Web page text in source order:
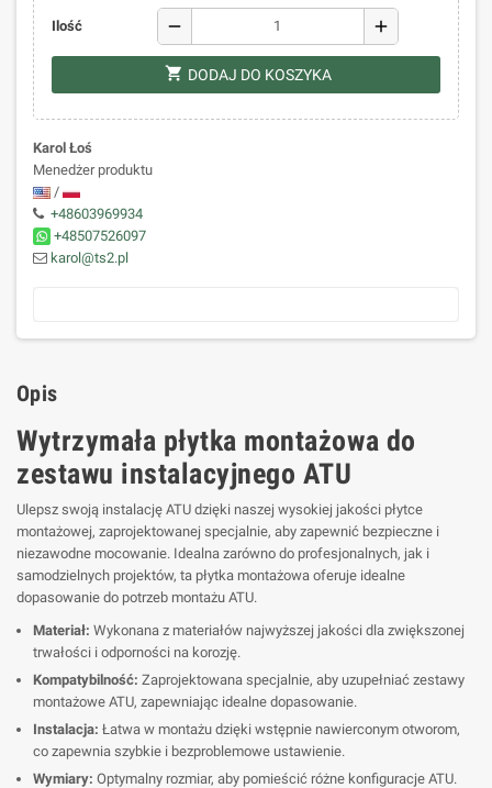
Ilość remove add
shopping_cart DODAJ DO KOSZYKA
Karol Łoś
Menedżer produktu
/
+48603969934
+48507526097
karol@ts2.pl
Opis
Wytrzymała płytka montażowa do
zestawu instalacyjnego ATU
Ulepsz swoją instalację ATU dzięki naszej wysokiej jakości płytce
montażowej, zaprojektowanej specjalnie, aby zapewnić bezpieczne i
niezawodne mocowanie. Idealna zarówno do profesjonalnych, jak i
samodzielnych projektów, ta płytka montażowa oferuje idealne
dopasowanie do potrzeb montażu ATU.
Materiał: Wykonana z materiałów najwyższej jakości dla zwiększonej
trwałości i odporności na korozję.
Kompatybilność: Zaprojektowana specjalnie, aby uzupełniać zestawy
montażowe ATU, zapewniając idealne dopasowanie.
Instalacja: Łatwa w montażu dzięki wstępnie nawierconym otworom,
co zapewnia szybkie i bezproblemowe ustawienie.
Wymiary: Optymalny rozmiar, aby pomieścić różne konfiguracje ATU.